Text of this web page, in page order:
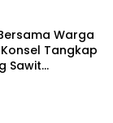
Warga
Tangkap
Sawit
Jalan